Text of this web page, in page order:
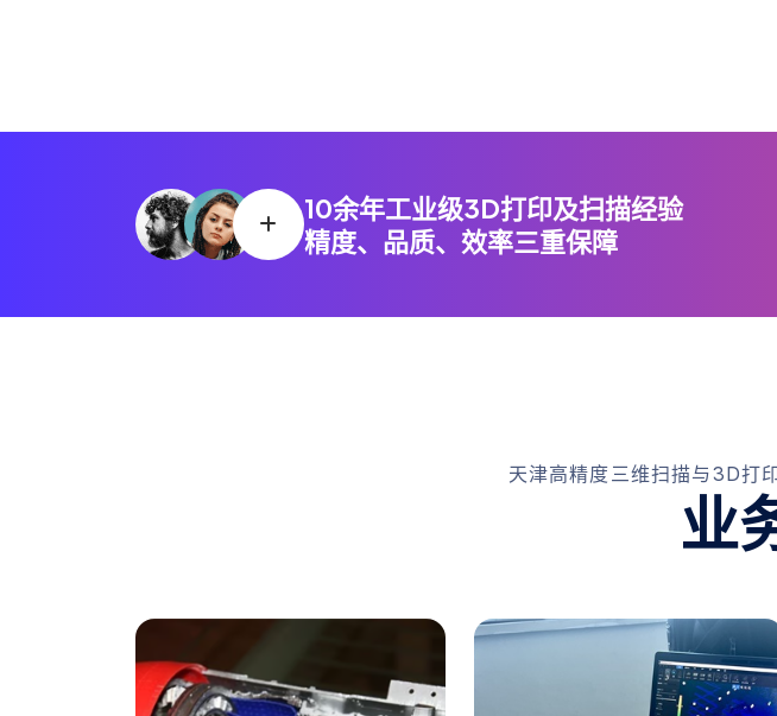
10余年工业级3D打印及扫描经验
精度、品质、效率三重保障
天津高精度三维扫描与3D打
业